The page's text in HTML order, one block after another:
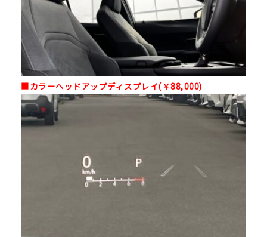
■カラーヘッドアップディスプレイ(￥88,000)